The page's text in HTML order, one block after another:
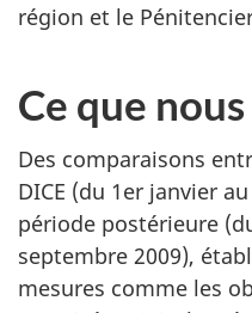
région et le
Ce que
Des comparaisons
DICE (du 1er janvier
période postérieure
septembre 2009),
mesures comme les